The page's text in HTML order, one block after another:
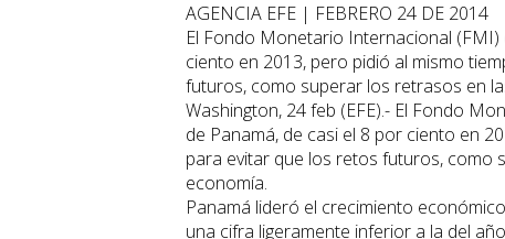
AGENCIA EFE | FEBRERO 24 DE 2014
El Fondo Monetario Internacional
ciento en 2013, pero pidió al mismo
futuros, como superar los retrasos en
Washington, 24 feb (EFE).- El Fondo
de Panamá, de casi el 8 por ciento en
para evitar que los retos futuros, como
economía.
Panamá lideró el crecimiento
una cifra ligeramente inferior a la del